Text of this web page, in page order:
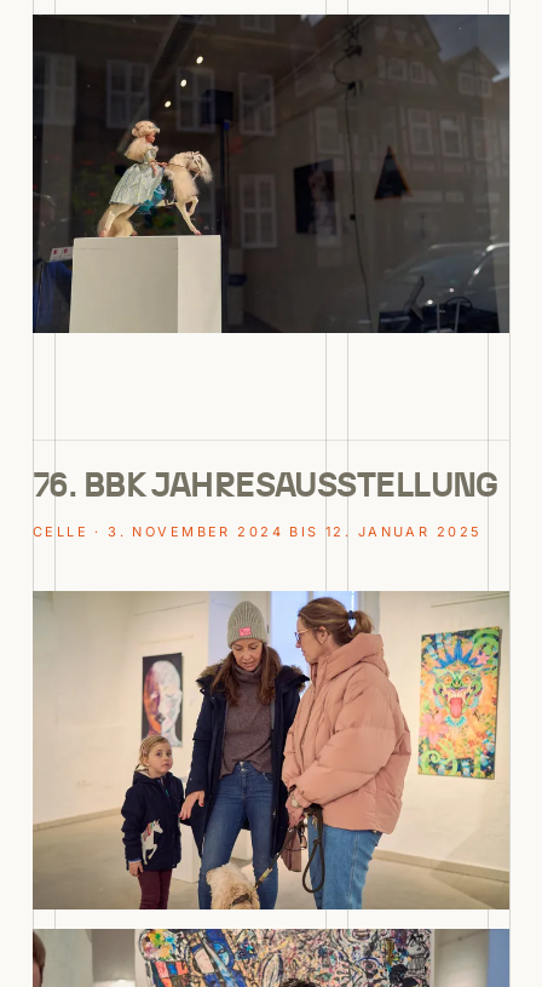
76. BBK JAHRESAUSSTELLUNG
CELLE · 3. NOVEMBER 2024 BIS 12. JANUAR 2025